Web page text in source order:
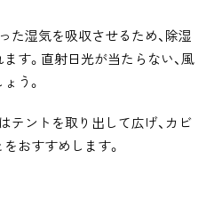
た湿気を吸収させるため、除湿
す。直射日光が当たらない、風
う。
テントを取り出して広げ、カビ
おすすめします。